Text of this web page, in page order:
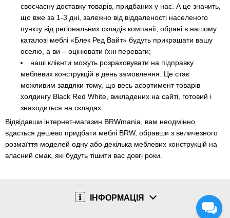
своєчасну доставку товарів, придбаних у нас. А це значить,
що вже за 1-3 дні, залежно від віддаленості населеного
пункту від регіональних складів компанії, обрані в нашому
каталозі меблі «Блек Ред Вайт» будуть прикрашати вашу
оселю, а ви – оцінювати їхні переваги;
наші клієнти можуть розраховувати на підправку
меблевих конструкцій в день замовлення. Це стає
можливим завдяки тому, що весь асортимент товарів
холдингу Black Red White, викладених на сайті, готовий і
знаходиться на складах.
Відвідавши інтернет-магазин BRWmania, вам неодмінно
вдасться дешево придбати меблі BRW, обравши з величезного
розмаїття моделей одну або декілька меблевих конструкцій на
власний смак, які будуть тішити вас довгі роки.
ІНФОРМАЦІЯ